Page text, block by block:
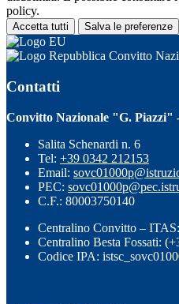
policy.
Accetta tutti Salva le preferenze
Convitto
Contatti
Convitto Nazionale "G. Piazzi"
Salita Schenardi n. 6
Tel: +39 0342 212153
Email:
PEC:
C.F.: 80003750140
Centralino Convitto –
Centralino Besta Fossati:
Codice IPA: